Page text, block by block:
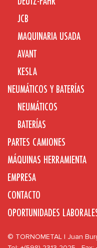
JCB
MAQUINARIA USADA
AVANT
KESLA
NEUMÁTICOS Y BATERÍAS
NEUMÁTICOS
BATERÍAS
PARTES CAMIONES
MÁQUINAS HERRAMIENTA
EMPRESA
CONTACTO
OPORTUNIDADES
© TORNOMETAL | Juan